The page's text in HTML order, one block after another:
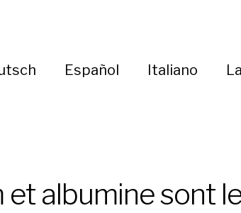
Español Italiano
et albumine sont